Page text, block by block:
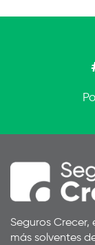
Seguros
más solventes